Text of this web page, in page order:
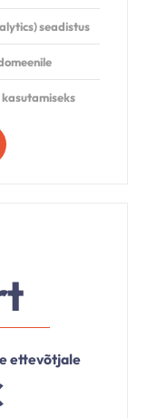
seadistus
kasutamiseks
ettevõtjale